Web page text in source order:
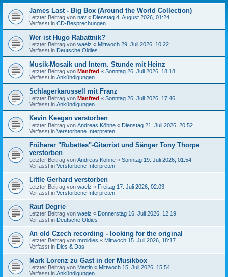
James Last - Big Box (Around the World Collection)
Letzter Beitrag von nav « Dienstag 4. August 2026, 01:24
Verfasst in CD-Besprechungen
Wer ist Hugo Rabattnik?
Letzter Beitrag von waelz « Mittwoch 29. Juli 2026, 10:22
Verfasst in Deutsche Oldies
Musik-Mosaik und Intern. Stunde mit Heinz
Letzter Beitrag von Manfred « Sonntag 26. Juli 2026, 18:18
Verfasst in Ankündigungen
Schlagerkarussell mit Franz
Letzter Beitrag von Manfred « Sonntag 26. Juli 2026, 17:46
Verfasst in Ankündigungen
Kevin Keegan verstorben
Letzter Beitrag von Andreas Köhne « Dienstag 21. Juli 2026, 20:52
Verfasst in Verstorbene Interpreten
Früherer "Rubettes"-Gitarrist und Sänger Tony Thorpe
verstorben
Letzter Beitrag von Andreas Köhne « Sonntag 19. Juli 2026, 01:54
Verfasst in Verstorbene Interpreten
Little Gerhard verstorben
Letzter Beitrag von waelz « Freitag 17. Juli 2026, 02:03
Verfasst in Verstorbene Interpreten
Raut Degrie
Letzter Beitrag von waelz « Donnerstag 16. Juli 2026, 12:19
Verfasst in Deutsche Oldies
An old Czech recording - looking for the original
Letzter Beitrag von mroldies « Mittwoch 15. Juli 2026, 18:17
Verfasst in Dies & Das
Mark Lorenz zu Gast in der Musikbox
Letzter Beitrag von Martin « Mittwoch 15. Juli 2026, 15:54
Verfasst in Ankündigungen